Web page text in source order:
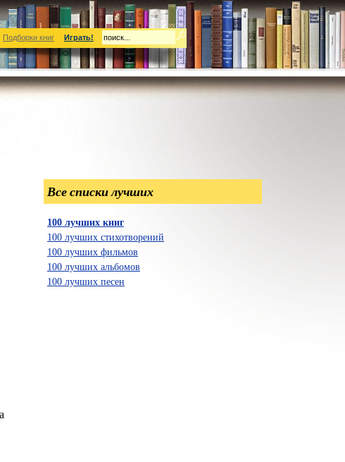
Подборки книг Играть!
Все списки лучших
100 лучших книг
100 лучших стихотворений
100 лучших фильмов
100 лучших альбомов
100 лучших песен